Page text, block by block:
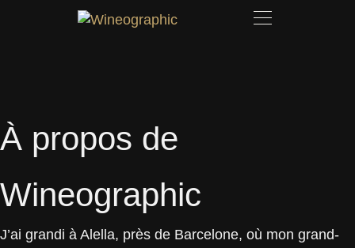
À propos de
Wineographic
J’ai grandi à Alella, près de Barcelone, où mon grand-